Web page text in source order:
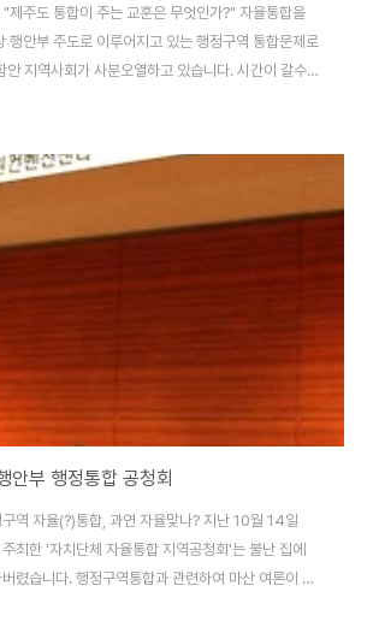
제주도 통합이 주는 교훈은 무엇인가?" 자율통합을
행안부 주도로 이루어지고 있는 행정구역 통합문제로
안 지역사회가 사분오열하고 있습니다. 시간이 갈수록
는 주장들이 난무하고 있습니다. "OO시와 통합하면
없이 졸속으로 이루어지고 있는 행정구역 통합을 즉각
시민사회단체연대회의도 서로 원하는 조합이 없는
역 통합 신청을 모두 기각하라는 주장을 한 바 있습니
마산+함안 통합을 주장하는 여론몰이가 계속되고
안부 행정통합 공청회
역 자율(?)통합, 과연 자율맞나? 지난 10월 14일
최한 '자치단체 자율통합 지역공청회'는 불난 집에
렸습니다. 행정구역통합과 관련하여 마산 여론이 사
난 10월 1일부터 민간추진위원회가 중심이 되어 마